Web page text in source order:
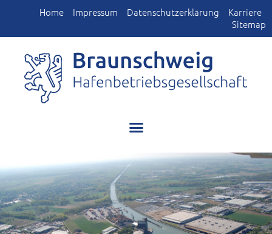
Home Impressum Datenschutzerklärung
Karriere
Sitemap